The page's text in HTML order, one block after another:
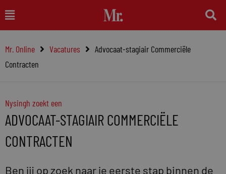
naar
inhoud
Main
Menu
Mr. Online Vacatures
Advocaat-stagiair Commerciële
Contracten
Nysingh zoekt een
ADVOCAAT-STAGIAIR COMMERCIËLE
CONTRACTEN
Ben jij op zoek naar je eerste stap binnen de